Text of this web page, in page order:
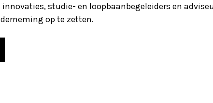
studie- en loopbaanbegeleiders en
op te zetten.